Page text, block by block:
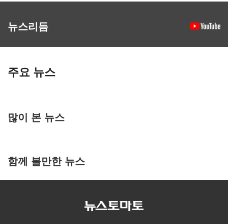
뉴스리듬
주요 뉴스
많이 본 뉴스
함께 볼만한 뉴스